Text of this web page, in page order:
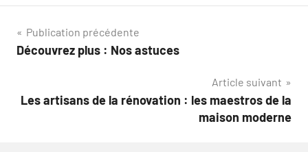
Navigation
de
Publication précédente
Découvrez plus : Nos astuces
Article suivant
Les artisans de la rénovation : les maestros de la
maison moderne